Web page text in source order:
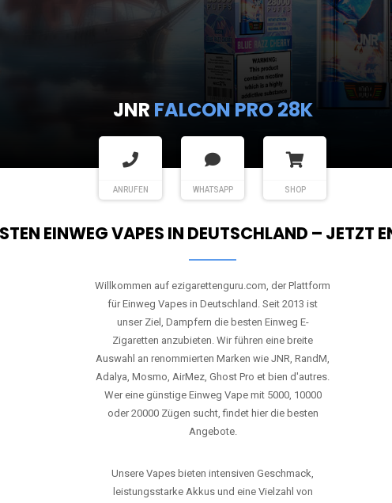
JNR FALCON PRO 28K
ANRUFEN WHATSAPP SHOP
EINWEG VAPES IN DEUTSCHLAND – JETZT
Willkommen auf ezigarettenguru.com, der Plattform
für Einweg Vapes in Deutschland. Seit 2013 ist
unser Ziel, Dampfern die besten Einweg E-
Zigaretten anzubieten. Wir führen eine breite
Auswahl an renommierten Marken wie JNR, RandM,
Adalya, Mosmo, AirMez, Ghost Pro et bien d'autres.
Wer eine günstige Einweg Vape mit 5000, 10000
oder 20000 Zügen sucht, findet hier die besten
Angebote.
Unsere Vapes bieten intensiven Geschmack,
leistungsstarke Akkus und eine Vielzahl von